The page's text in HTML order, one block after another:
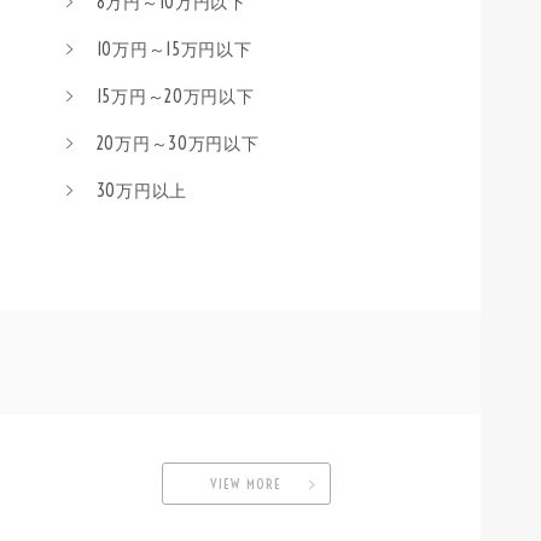
10万円～15万円以下
15万円～20万円以下
20万円～30万円以下
30万円以上
VIEW MORE